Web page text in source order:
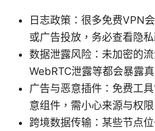
日志政策：很多免费VPN
或广告投放，务必查看隐私
数据泄露风险：未加密的
WebRTC泄露等都会暴露真
广告与恶意插件：免费工
意组件，需小心来源与权限
跨境数据传输：某些节点